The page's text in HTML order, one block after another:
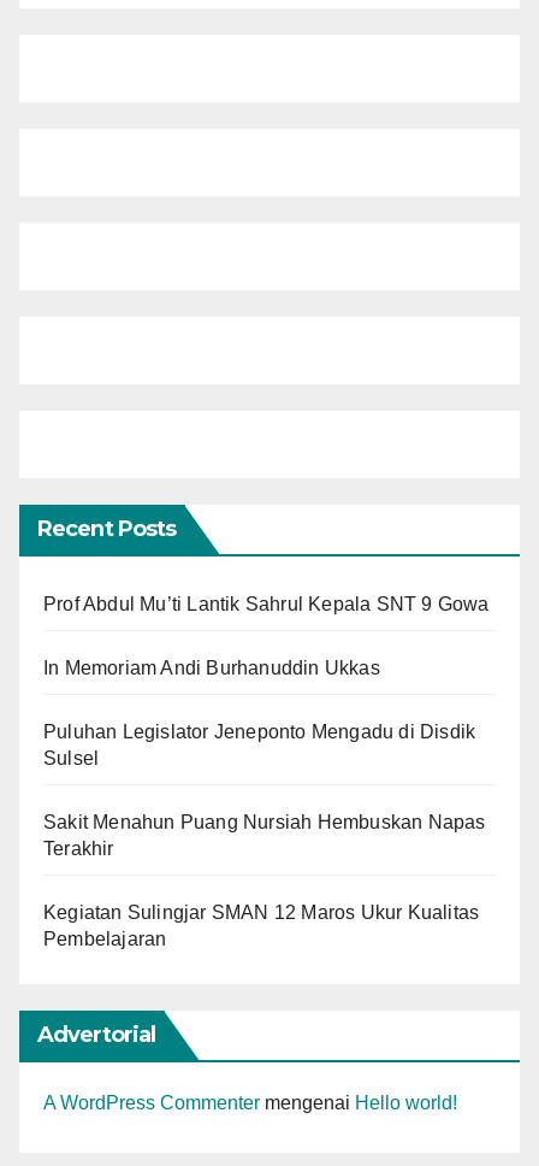
Recent Posts
Prof Abdul Mu’ti Lantik Sahrul Kepala SNT 9 Gowa
In Memoriam Andi Burhanuddin Ukkas
Puluhan Legislator Jeneponto Mengadu di Disdik
Sulsel
Sakit Menahun Puang Nursiah Hembuskan Napas
Terakhir
Kegiatan Sulingjar SMAN 12 Maros Ukur Kualitas
Pembelajaran
Advertorial
A WordPress Commenter mengenai Hello world!